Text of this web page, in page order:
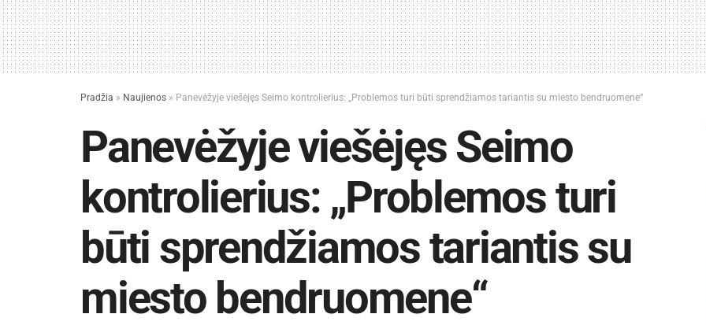
Pradžia » Naujienos » Panevėžyje viešėjęs Seimo kontrolierius: „Problemos turi būti sprendžiamos tariantis su miesto bendruomene“
Panevėžyje viešėjęs Seimo
kontrolierius: „Problemos turi
būti sprendžiamos tariantis su
miesto bendruomene“